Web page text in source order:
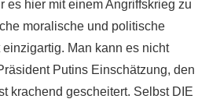
es hier mit einem Angriffskrieg zu
moralische und politische
Man kann es nicht
Putins Einschätzung, den
krachend gescheitert. Selbst DIE